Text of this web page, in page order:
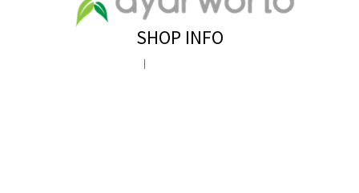
SHOP INFO